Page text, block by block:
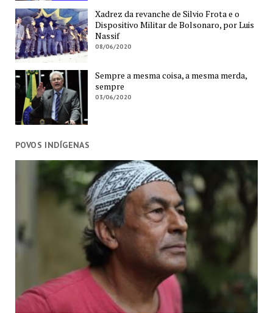
Xadrez da revanche de Silvio Frota e o
Dispositivo Militar de Bolsonaro, por Luis
Nassif
08/06/2020
Sempre a mesma coisa, a mesma merda,
sempre
03/06/2020
POVOS INDÍGENAS